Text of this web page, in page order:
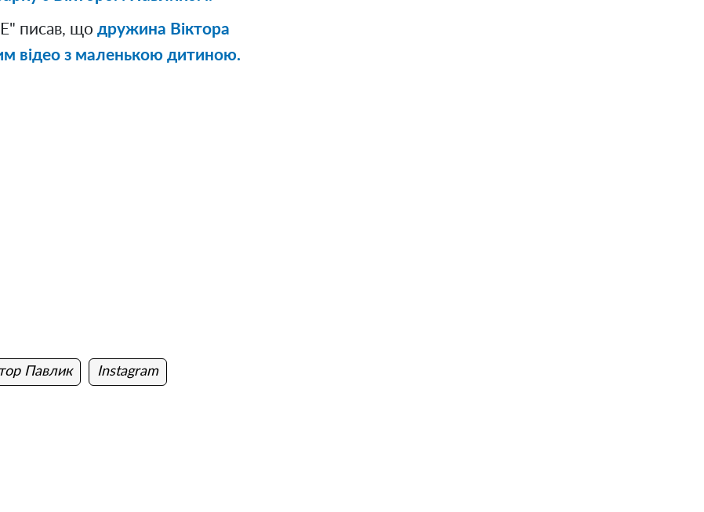
писав, що дружина Віктора
відео з маленькою дитиною.
Павлик Instagram